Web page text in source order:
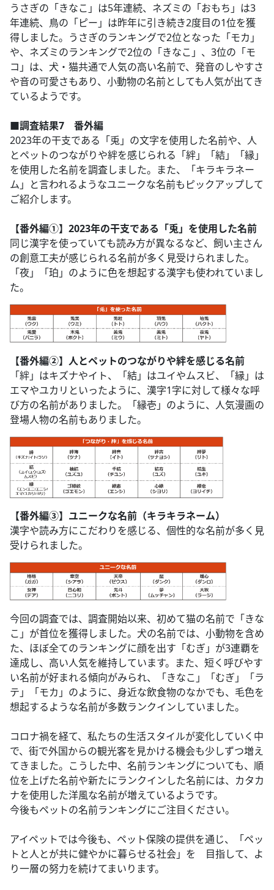
うさぎの「きなこ」は5年連続、ネズミの「おもち」は3
年連続、鳥の「ピー」は昨年に引き続き2度目の1位を獲
得しました。うさぎのランキングで2位となった「モカ」
や、ネズミのランキングで2位の「きなこ」、3位の「モ
コ」は、犬・猫共通で人気の高い名前で、発音のしやすさ
や音の可愛さもあり、小動物の名前としても人気が出てき
ているようです。
■調査結果7 番外編
2023年の干支である「兎」の文字を使用した名前や、人
とペットのつながりや絆を感じられる「絆」「結」「縁」
を使用した名前を調査しました。また、「キラキラネー
ム」と言われるようなユニークな名前もピックアップして
ご紹介します。
【番外編①】2023年の干支である「兎」を使用した名前
同じ漢字を使っていても読み方が異なるなど、飼い主さん
の創意工夫が感じられる名前が多く見受けられました。
「夜」「珀」のように色を想起する漢字も使われていまし
た。
【番外編②】人とペットのつながりや絆を感じる名前
「絆」はキズナやイト、「結」はユイやムスビ、「縁」は
エマやユカリといったように、漢字1字に対して様々な呼
び方の名前がありました。「縁壱」のように、人気漫画の
登場人物の名前もありました。
【番外編③】ユニークな名前（キラキラネーム）
漢字や読み方にこだわりを感じる、個性的な名前が多く見
受けられました。
今回の調査では、調査開始以来、初めて猫の名前で「きな
こ」が首位を獲得しました。犬の名前では、小動物を含め
た、ほぼ全てのランキングに顔を出す「むぎ」が3連覇を
達成し、高い人気を維持しています。また、短く呼びやす
い名前が好まれる傾向がみられ、「きなこ」「むぎ」「ラ
テ」「モカ」のように、身近な飲食物のなかでも、毛色を
想起するような名前が多数ランクインしていました。
コロナ禍を経て、私たちの生活スタイルが変化していく中
で、街で外国からの観光客を見かける機会も少しずつ増え
てきました。こうした中、名前ランキングについても、順
位を上げた名前や新たにランクインした名前には、カタカ
ナを使用した洋風な名前が増えているようです。
今後もペットの名前ランキングにご注目ください。
アイペットでは今後も、ペット保険の提供を通じ、「ペッ
トと人とが共に健やかに暮らせる社会」を 目指して、よ
り一層の努力を続けてまいります。